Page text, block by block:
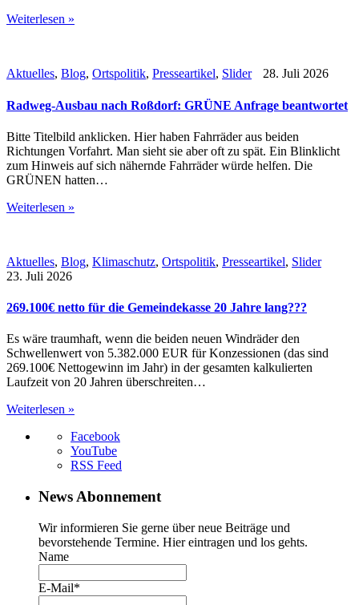
Weiterlesen »
Aktuelles, Blog, Ortspolitik, Presseartikel, Slider 28. Juli 2026
Radweg-Ausbau nach Roßdorf: GRÜNE Anfrage beantwortet
Bitte Titelbild anklicken. Hier haben Fahrräder aus beiden
Richtungen Vorfahrt. Man sieht sie aber oft zu spät. Ein Blinklicht
zum Hinweis auf sich nähernde Fahrräder würde helfen. Die
GRÜNEN hatten…
Weiterlesen »
Aktuelles, Blog, Klimaschutz, Ortspolitik, Presseartikel, Slider
23. Juli 2026
269.100€ netto für die Gemeindekasse 20 Jahre lang???
Es wäre traumhaft, wenn die beiden neuen Windräder den
Schwellenwert von 5.382.000 EUR für Konzessionen (das sind
269.100€ Nettogewinn im Jahr) in der gesamten kalkulierten
Laufzeit von 20 Jahren überschreiten…
Weiterlesen »
Facebook
YouTube
RSS Feed
News Abonnement
Wir informieren Sie gerne über neue Beiträge und
bevorstehende Termine. Hier eintragen und los gehts.
Name
E-Mail*